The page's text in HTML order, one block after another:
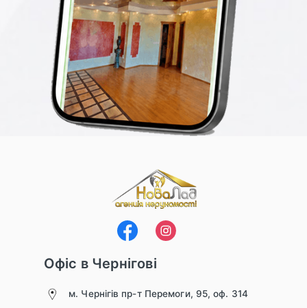
Офіс в Чернігові
м. Чернігів пр-т Перемоги, 95, оф. 314